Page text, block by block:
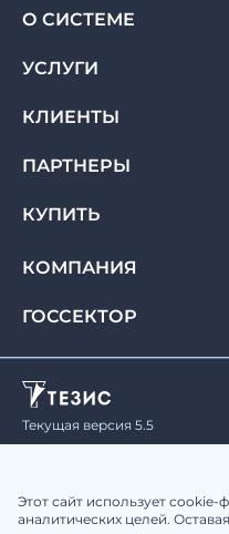
О СИСТЕМЕ
УСЛУГИ
КЛИЕНТЫ
ПАРТНЕРЫ
КУПИТЬ
КОМПАНИЯ
ГОССЕКТОР
Текущая версия 5.5
Юридическая информация
Этот сайт использует cookie-
аналитических целей.